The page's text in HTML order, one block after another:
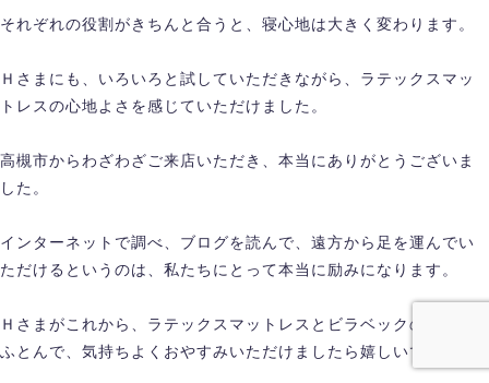
それぞれの役割がきちんと合うと、寝心地は大きく変わります。
Ｈさまにも、いろいろと試していただきながら、ラテックスマッ
トレスの心地よさを感じていただけました。
高槻市からわざわざご来店いただき、本当にありがとうございま
した。
インターネットで調べ、ブログを読んで、遠方から足を運んでい
ただけるというのは、私たちにとって本当に励みになります。
Ｈさまがこれから、ラテックスマットレスとビラベックの羊毛肌
ふとんで、気持ちよくおやすみいただけましたら嬉しいです。